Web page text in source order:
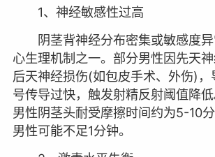
1、神经敏感性过高
阴茎背神经分布密集或敏感度异
心生理机制之一。部分男性因先天
后天神经损伤(如包皮手术、外伤)
号传导过快，触发射精反射阈值降
男性阴茎头耐受摩擦时间约为5-10
男性可能不足1分钟。